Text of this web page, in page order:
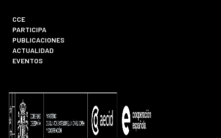
CCE
PARTICIPA
PUBLICACIONES
ACTUALIDAD
EVENTOS